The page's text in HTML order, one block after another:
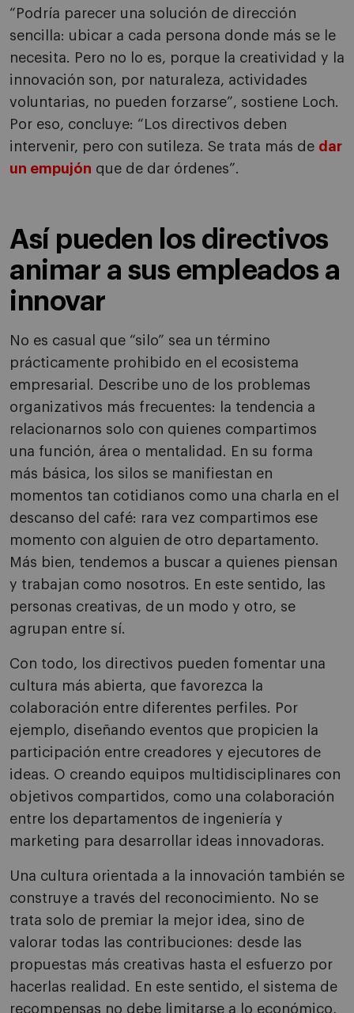
“Podría parecer una solución de dirección
sencilla: ubicar a cada persona donde más se le
necesita. Pero no lo es, porque la creatividad y la
innovación son, por naturaleza, actividades
voluntarias, no pueden forzarse”, sostiene Loch.
Por eso, concluye: “Los directivos deben
intervenir, pero con sutileza. Se trata más de dar
un empujón que de dar órdenes”.
Así pueden los directivos
animar a sus empleados a
innovar
No es casual que “silo” sea un término
prácticamente prohibido en el ecosistema
empresarial. Describe uno de los problemas
organizativos más frecuentes: la tendencia a
relacionarnos solo con quienes compartimos
una función, área o mentalidad. En su forma
más básica, los silos se manifiestan en
momentos tan cotidianos como una charla en el
descanso del café: rara vez compartimos ese
momento con alguien de otro departamento.
Más bien, tendemos a buscar a quienes piensan
y trabajan como nosotros. En este sentido, las
personas creativas, de un modo y otro, se
agrupan entre sí.
Con todo, los directivos pueden fomentar una
cultura más abierta, que favorezca la
colaboración entre diferentes perfiles. Por
ejemplo, diseñando eventos que propicien la
participación entre creadores y ejecutores de
ideas. O creando equipos multidisciplinares con
objetivos compartidos, como una colaboración
entre los departamentos de ingeniería y
marketing para desarrollar ideas innovadoras.
Una cultura orientada a la innovación también se
construye a través del reconocimiento. No se
trata solo de premiar la mejor idea, sino de
valorar todas las contribuciones: desde las
propuestas más creativas hasta el esfuerzo por
hacerlas realidad. En este sentido, el sistema de
recompensas no debe limitarse a lo económico,